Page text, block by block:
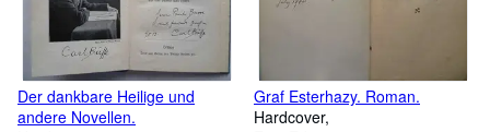
Der dankbare Heilige und
andere Novellen.
Graf Esterhazy. Roman.
Hardcover